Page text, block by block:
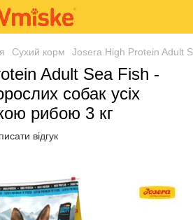
Сухий корм Josera High Protein Adult
Adult Sea Fish -
собак усіх
рибою 3 кг
відгук